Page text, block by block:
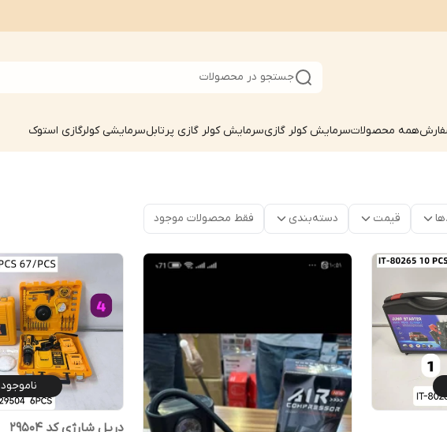
جستجو در محصولات
همه محصولاتسرمایش کولر گازیسرمایش کولر گازی پرتابلسرمایشی کولرگازی استوک
قیمت دسته‌بندی فقط محصولات موجود
ناموجود
دریل شارژی کد 29504